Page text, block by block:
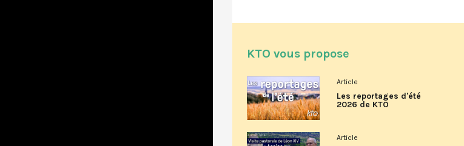
KTO vous propose
Article
Les reportages d'été
2026 de KTO
Article